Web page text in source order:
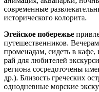
современные
исторического колорита.
Эгейское побережье
путешественников.
променадам, сидеть в кафе,
рай для любителей
региона сосредоточены
др.). Близость греческих
однодневные морские